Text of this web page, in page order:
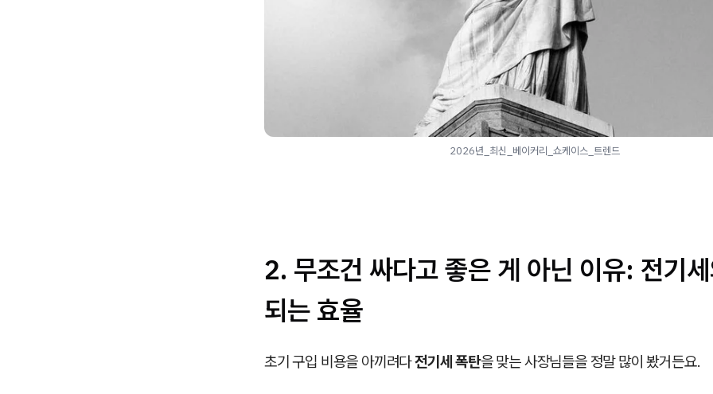
2026년_최신_베이커리_쇼케이스_트렌드
2. 무조건 싸다고 좋은 게 아닌 이유: 전기
되는 효율
초기 구입 비용을 아끼려다전기세 폭탄을 맞는 사장님들을 정말 많이 봤거든요.